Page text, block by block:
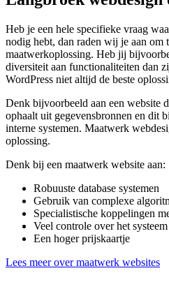
Heb je een hele specifieke vraag
nodig hebt, dan raden wij je aan om
maatwerkoplossing. Heb jij
diversiteit aan functionaliteiten dan
WordPress niet altijd de beste
Denk bijvoorbeeld aan een website
ophaalt uit gegevensbronnen en dit
interne systemen. Maatwerk
oplossing.
Denk bij een maatwerk website aan:
Robuuste database systemen
Gebruik van complexe
Specialistische koppelingen
Veel controle over het systeem
Een hoger prijskaartje
Lees meer over maatwerk websites